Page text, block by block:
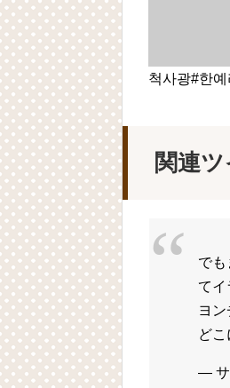
척사광#한
関連ツ
でも
てイ
ヨ
ど
— サ